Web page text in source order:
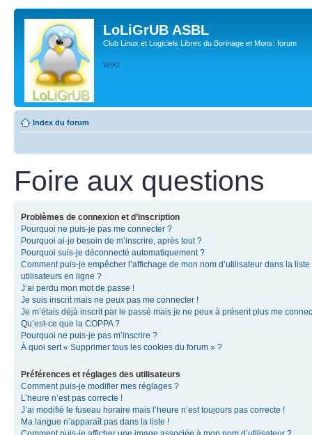
LoLiGrUB ASBL
Club Linux et Logiciels Libres du Borinage et Mons: forum
WIKI
Index du forum
Foire aux questions
Problèmes de connexion et d’inscription
Pourquoi ne puis-je pas me connecter ?
Pourquoi ai-je besoin de m’inscrire, après tout ?
Pourquoi suis-je déconnecté automatiquement ?
Comment puis-je empêcher l’affichage de mon nom d’utilisateur dans la liste
utilisateurs en ligne ?
J’ai perdu mon mot de passe !
Je suis inscrit mais ne peux pas me connecter !
Je m’étais déjà inscrit par le passé mais je ne peux à présent plus me
Qu’est-ce que la COPPA ?
Pourquoi ne puis-je pas m’inscrire ?
À quoi sert « Supprimer tous les cookies du forum » ?
Préférences et réglages des utilisateurs
Comment puis-je modifier mes réglages ?
L’heure n’est pas correcte !
J’ai modifié le fuseau horaire mais l’heure n’est toujours pas correcte !
Ma langue n’apparaît pas dans la liste !